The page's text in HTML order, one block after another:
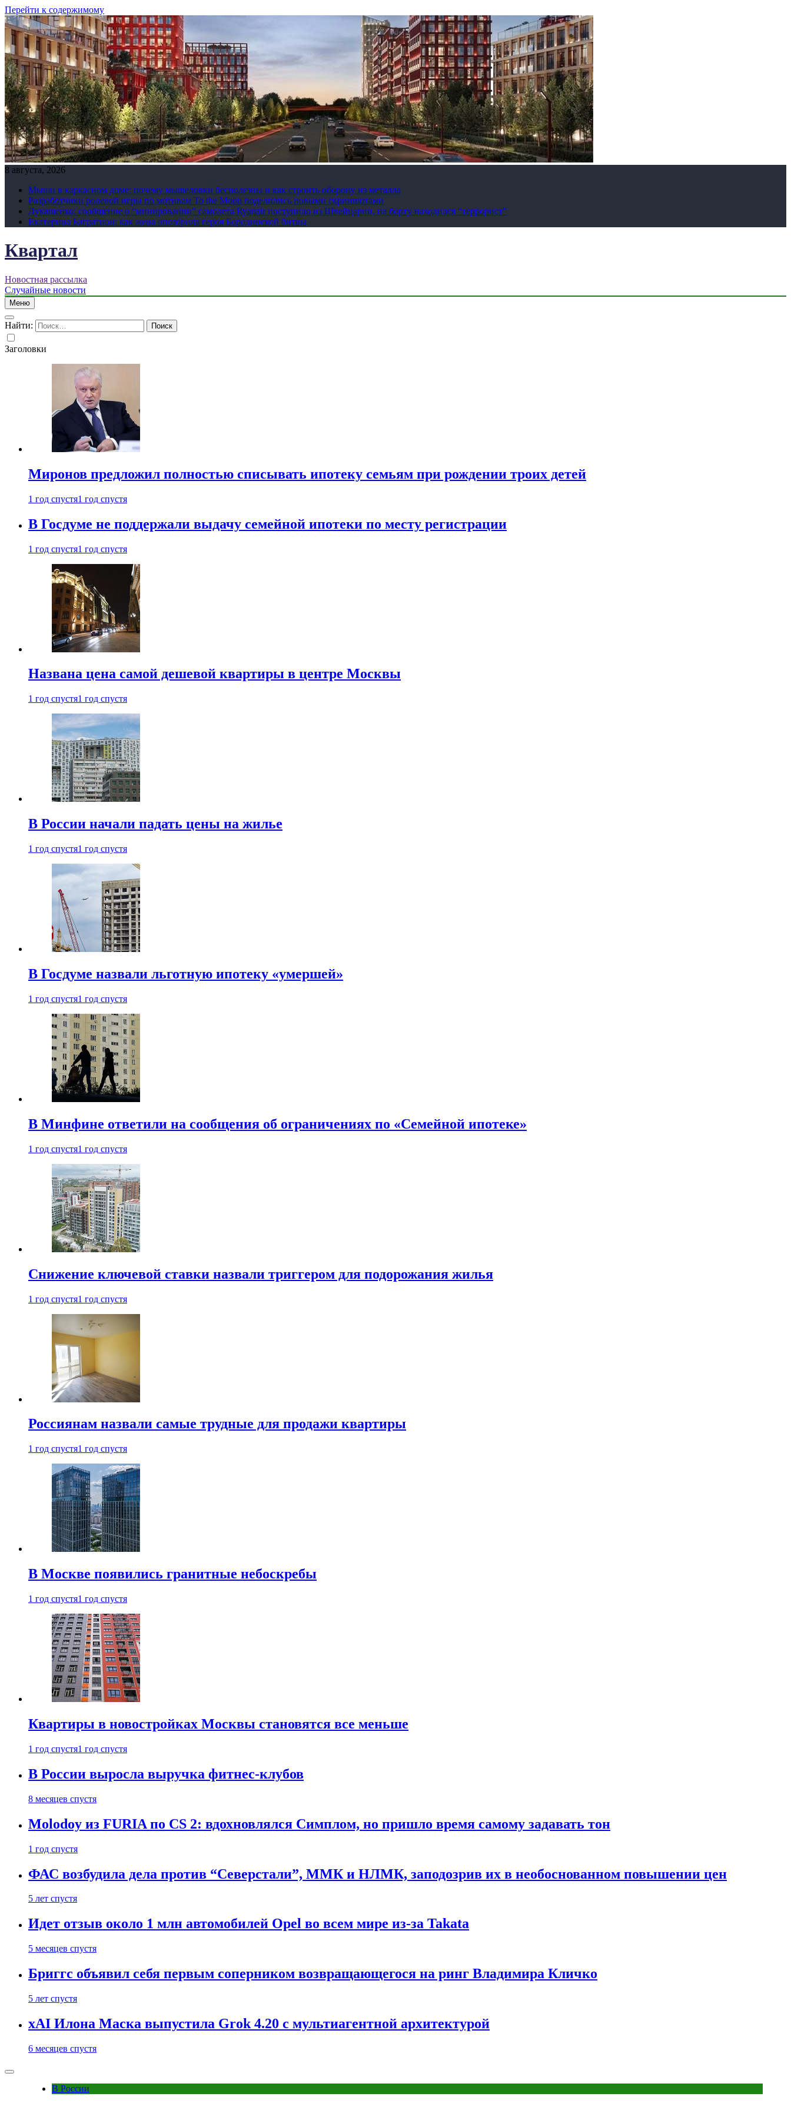
Перейти к содержимому
8 августа, 2026
Мыши в каркасном доме: почему мышеловки бесполезны и как строить оборону из металла
Разработчики ролевой игры по мотивам To the Moon поделились новыми скриншотами
Лукашенко: сообщение о “минировании” самолета Ryanair поступило из Швейцарии, на борту находился “террорист”
Екатерина Багратион: как жена опозорила героя Бородинской битвы
Квартал
Новостная рассылка
Случайные новости
Меню
Найти:
Заголовки
Миронов предложил полностью списывать ипотеку семьям при рождении троих детей
1 год спустя1 год спустя
В Госдуме не поддержали выдачу семейной ипотеки по месту регистрации
1 год спустя1 год спустя
Названа цена самой дешевой квартиры в центре Москвы
1 год спустя1 год спустя
В России начали падать цены на жилье
1 год спустя1 год спустя
В Госдуме назвали льготную ипотеку «умершей»
1 год спустя1 год спустя
В Минфине ответили на сообщения об ограничениях по «Семейной ипотеке»
1 год спустя1 год спустя
Снижение ключевой ставки назвали триггером для подорожания жилья
1 год спустя1 год спустя
Россиянам назвали самые трудные для продажи квартиры
1 год спустя1 год спустя
В Москве появились гранитные небоскребы
1 год спустя1 год спустя
Квартиры в новостройках Москвы становятся все меньше
1 год спустя1 год спустя
В России выросла выручка фитнес-клубов
8 месяцев спустя
Molodoy из FURIA по CS 2: вдохновлялся Симплом, но пришло время самому задавать тон
1 год спустя
ФАС возбудила дела против “Северстали”, ММК и НЛМК, заподозрив их в необоснованном повышении цен
5 лет спустя
Идет отзыв около 1 млн автомобилей Opel во всем мире из-за Takata
5 месяцев спустя
Бриггс объявил себя первым соперником возвращающегося на ринг Владимира Кличко
5 лет спустя
xAI Илона Маска выпустила Grok 4.20 с мультиагентной архитектурой
6 месяцев спустя
В России